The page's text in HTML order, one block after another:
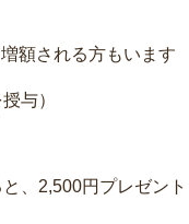
額される方もいます
与）
、2,500円プレゼント